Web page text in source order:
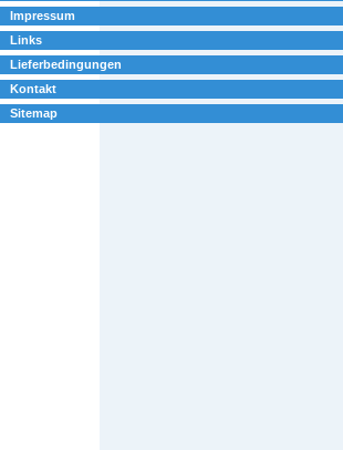
Impressum
Links
Lieferbedingungen
Kontakt
Sitemap